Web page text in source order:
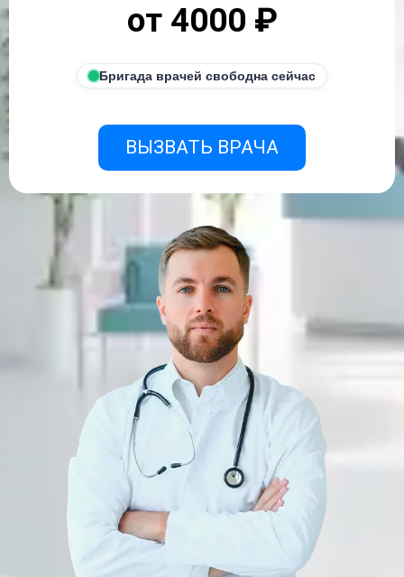
от 4000 ₽
Бригада врачей свободна сейчас
ВЫЗВАТЬ ВРАЧА